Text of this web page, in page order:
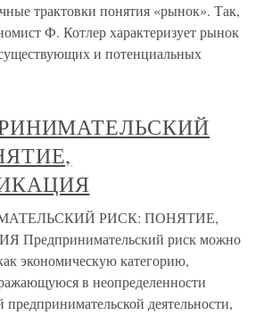
трактовки понятия «рынок». Так,
Ф. Котлер характеризует рынок
и потенциальных
РИСК: ПОНЯТИЕ,
риск можно
экономическую категорию,
в неопределенности
предпринимательской деятельности,